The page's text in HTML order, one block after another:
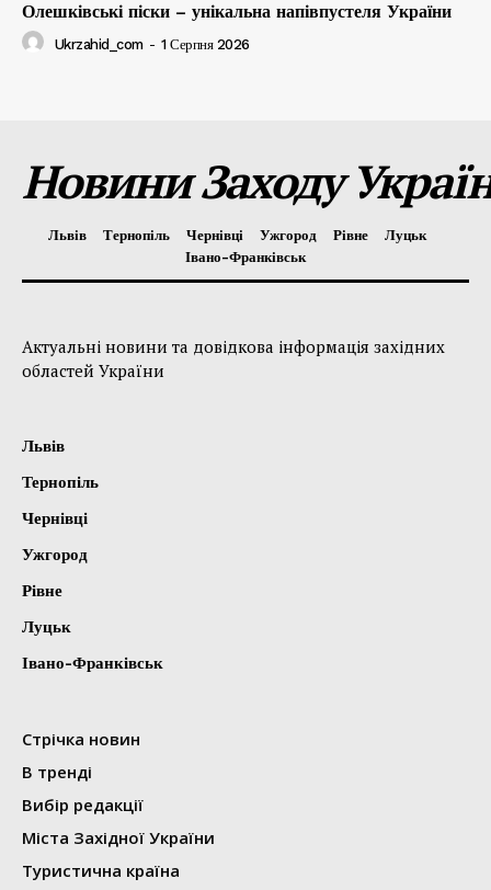
Олешківські піски – унікальна напівпустеля України
Ukrzahid_com - 1 Серпня 2026
Новини Заходу
Львів Тернопіль Чернівці Ужгород Рівне
Луцьк
Івано-Франківськ
Актуальні новини та довідкова інформація західних
областей України
Львів
Тернопіль
Чернівці
Ужгород
Рівне
Луцьк
Івано-Франківськ
Стрічка новин
В тренді
Вибір редакції
Міста Західної України
Туристична країна